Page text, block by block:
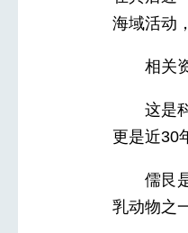
海域活动
相关
这是
更是近30
儒艮
乳动物之